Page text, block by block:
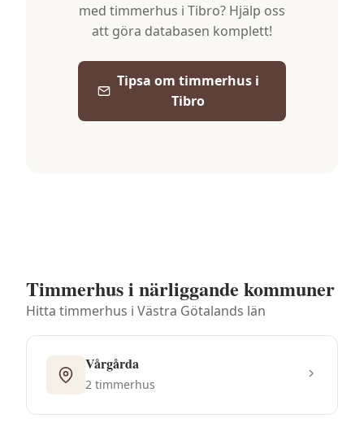
med timmerhus i Tibro? Hjälp oss
att göra databasen komplett!
Tipsa om timmerhus i
Tibro
Timmerhus i närliggande kommuner
Hitta timmerhus i Västra Götalands län
Vårgårda
2 timmerhus